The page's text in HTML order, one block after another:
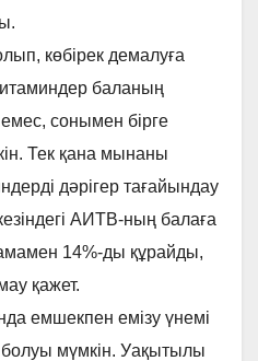
көбірек демалуға
баланың
сонымен бірге
Тек қана мынаны
дәрігер тағайындау
АИТВ-ның балаға
14%-ды құрайды,
қажет.
емшекпен емізу үнемі
болуы мүмкін. Уақытылы